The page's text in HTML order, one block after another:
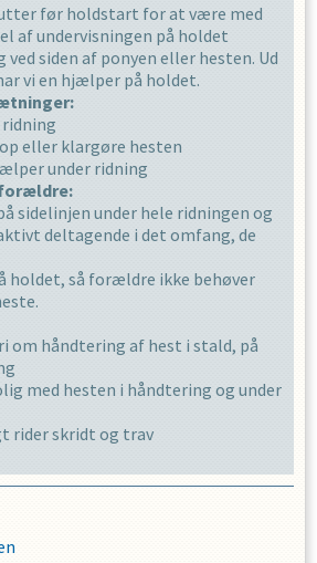
før holdstart for at være med
af undervisningen på holdet
siden af ponyen eller hesten. Ud
vi en hjælper på holdet.
ridning
eller klargøre hesten
under ridning
sidelinjen under hele ridningen og
deltagende i det omfang, de
holdet, så forældre ikke behøver
om håndtering af hest i stald, på
med hesten i håndtering og under
rider skridt og trav